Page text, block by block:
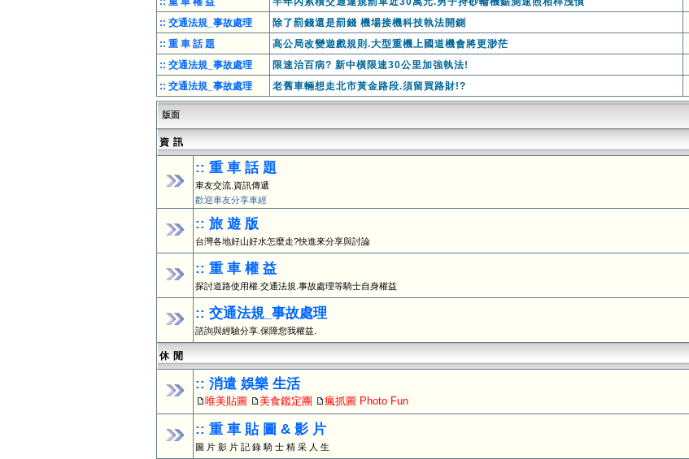
:: 交通法規_事故處理 除了罰錢還是罰錢 機場接機科技執法開鍘
:: 重 車 話 題 高公局改變遊戲規則.大型重機上國道機會將更渺茫
:: 交通法規_事故處理 限速治百病? 新中橫限速30公里加強執法!
:: 交通法規_事故處理 老舊車輛想走北市黃金路段.須留買路財!?
版面
資 訊
:: 重 車 話 題
車友交流.資訊傳遞
歡迎車友分享車經
:: 旅 遊 版
台灣各地好山好水怎麼走?快進來分享與討論
:: 重 車 權 益
探討道路使用權.交通法規.事故處理等騎士自身權益
:: 交通法規_事故處理
諮詢與經驗分享.保障您我權益.
休 閒
:: 消遣 娛樂 生活
唯美貼圖 美食鑑定團 瘋抓圖 Photo Fun
:: 重 車 貼 圖 & 影 片
圖 片 影 片 記 錄 騎 士 精 采 人 生